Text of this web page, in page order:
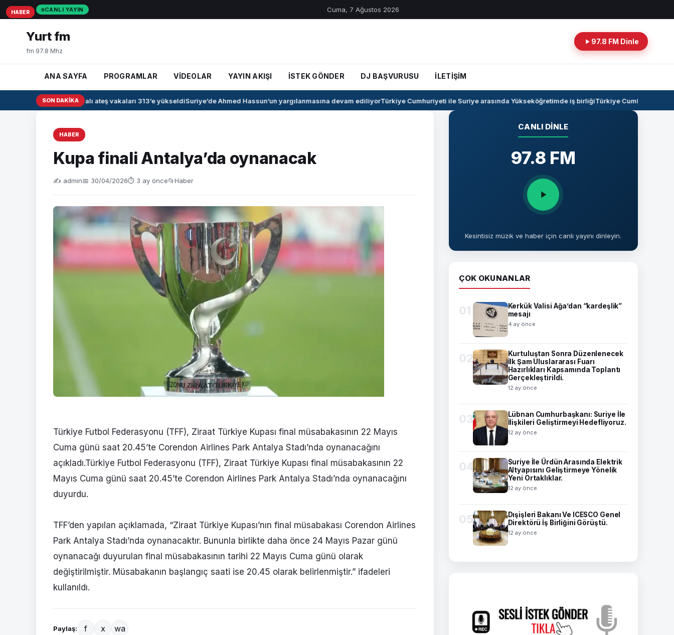
CANLI YAYIN Cuma, 7 Ağustos 2026
Yurt fm
fm 97.8 Mhz
97.8 FM Dinle
ANA SAYFA PROGRAMLAR VİDEOLAR YAYIN AKIŞI İSTEK GÖNDER DJ BAŞVURUSU İLETİŞİM
SON DAKIKA
Irak’ta kanamalı ateş vakaları 313’e yükseldiSuriye’de Ahmed Hassun’un yargılanmasına devam ediliyorTürkiye Cumhuriyeti ile Suriye arasında Yükseköğretimde iş birliğiTürkiye Cumhuriyeti -Irak
HABER
Kupa finali Antalya’da oynanacak
✍️ admin📅 30/04/2026⏱ 3 ay önce📂Haber
Türkiye Futbol Federasyonu (TFF), Ziraat Türkiye Kupası final müsabakasının 22 Mayıs
Cuma günü saat 20.45’te Corendon Airlines Park Antalya Stadı’nda oynanacağını
açıkladı.Türkiye Futbol Federasyonu (TFF), Ziraat Türkiye Kupası final müsabakasının 22
Mayıs Cuma günü saat 20.45’te Corendon Airlines Park Antalya Stadı’nda oynanacağını
duyurdu.
TFF’den yapılan açıklamada, “Ziraat Türkiye Kupası’nın final müsabakası Corendon Airlines
Park Antalya Stadı’nda oynanacaktır. Bununla birlikte daha önce 24 Mayıs Pazar günü
oynanacağı duyurulan final müsabakasının tarihi 22 Mayıs Cuma günü olarak
değiştirilmiştir. Müsabakanın başlangıç saati ise 20.45 olarak belirlenmiştir.” ifadeleri
kullanıldı.
Paylaş: f x wa
HABER
HABER
HABER
CANLI DINLE
97.8 FM
Kesintisiz müzik ve haber için canlı yayını dinleyin.
ÇOK OKUNANLAR
01
Kerkük Valisi Ağa’dan “kardeşlik”
mesajı
4 ay önce
02
Kurtuluştan Sonra Düzenlenecek
İlk Şam Uluslararası Fuarı
Hazırlıkları Kapsamında Toplantı
Gerçekleştirildi.
12 ay önce
03
Lübnan Cumhurbaşkanı: Suriye İle
İlişkileri Geliştirmeyi Hedefliyoruz.
12 ay önce
04
Suriye İle Ürdün Arasında Elektrik
Altyapısını Geliştirmeye Yönelik
Yeni Ortaklıklar.
12 ay önce
05
Dışişleri Bakanı Ve ICESCO Genel
Direktörü İş Birliğini Görüştü.
12 ay önce